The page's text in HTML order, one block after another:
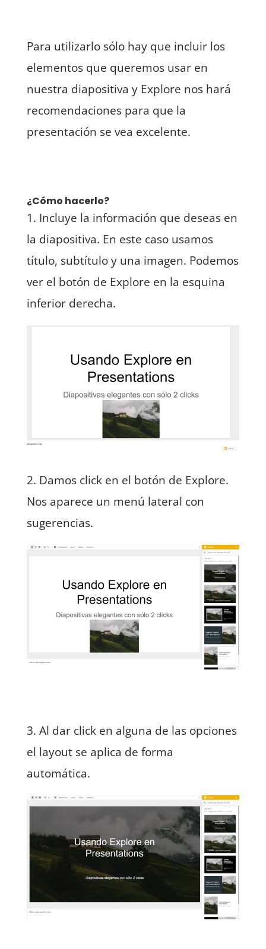
Para utilizarlo sólo hay que incluir los
elementos que queremos usar en
nuestra diapositiva y Explore nos hará
recomendaciones para que la
presentación se vea excelente.
¿Cómo hacerlo?
1. Incluye la información que deseas en
la diapositiva. En este caso usamos
título, subtítulo y una imagen. Podemos
ver el botón de Explore en la esquina
inferior derecha.
2. Damos click en el botón de Explore.
Nos aparece un menú lateral con
sugerencias.
3. Al dar click en alguna de las opciones
el layout se aplica de forma
automática.